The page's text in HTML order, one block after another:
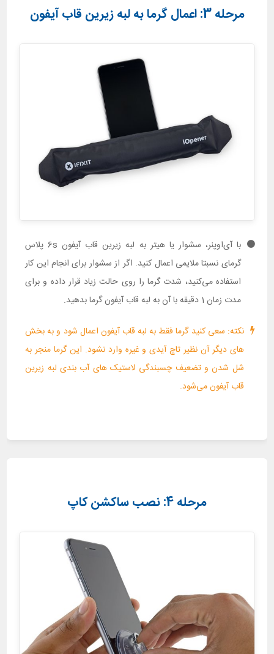
مرحله 3: اعمال گرما به لبه زیرین قاب آیفون
با آی‌اوپنر، سشوار یا هیتر به لبه زیرین قاب آیفون 6s پلاس
گرمای نسبتا ملایمی اعمال کنید. اگر از سشوار برای انجام این کار
استفاده می‌کنید، شدت گرما را روی حالت زیاد قرار داده و برای
مدت زمان 1 دقیقه با آن به لبه قاب آیفون گرما بدهید.
نکته: سعی کنید گرما فقط به لبه قاب آیفون اعمال شود و به بخش
های دیگر آن نظیر تاچ آیدی و غیره وارد نشود. این گرما منجر به
شل شدن و تضعیف چسبندگی لاستیک های آب بندی لبه زیرین
قاب آیفون می‌شود.
مرحله 4: نصب ساکشن کاپ